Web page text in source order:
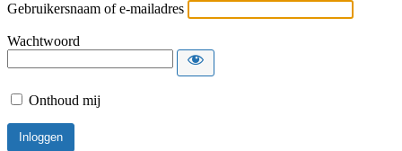
Gebruikersnaam of e-mailadres
Wachtwoord
Onthoud mij